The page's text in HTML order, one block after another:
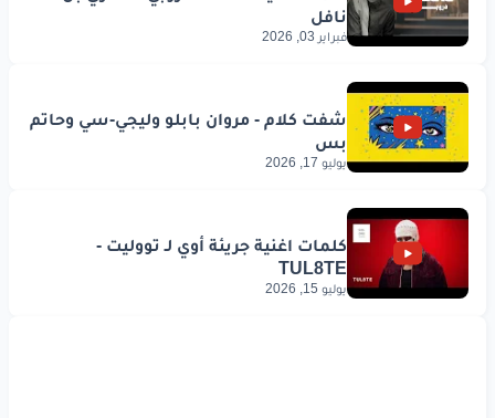
فبراير 03, 2026
يوليو 17, 2026
يوليو 15, 2026